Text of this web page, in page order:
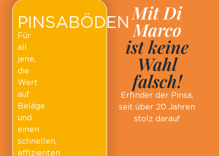
Mit Di
Marco
ist keine
Wahl
falsch!
Erfinder der Pinsa,
seit über 20 Jahren
stolz darauf
PINSABÖDEN
Für
all
jene,
die
Wert
auf
Beläge
und
einen
schnellen,
effizienten